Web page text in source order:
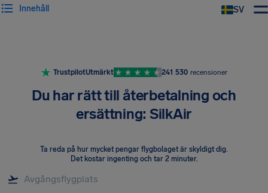
SV
Innehåll
TrustpilotUtmärkt 241 530 recensioner
Du har rätt till återbetalning och
ersättning: SilkAir
Ta reda på hur mycket pengar flygbolaget är skyldigt dig.
Det kostar ingenting och tar 2 minuter.